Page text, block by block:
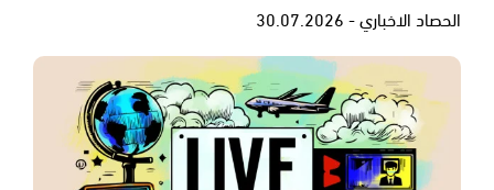
الحصاد الاخباري - 30.07.2026